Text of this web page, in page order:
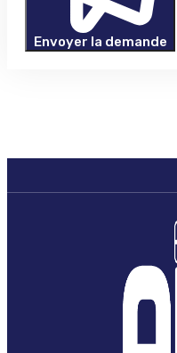
Envoyer la demande